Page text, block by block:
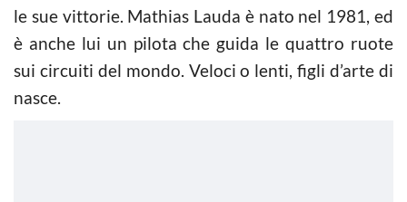
le sue vittorie. Mathias Lauda è nato nel 1981, ed
è anche lui un pilota che guida le quattro ruote
sui circuiti del mondo. Veloci o lenti, figli d’arte di
nasce.